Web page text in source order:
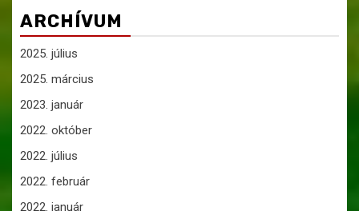
ARCHÍVUM
2025. július
2025. március
2023. január
2022. október
2022. július
2022. február
2022. január